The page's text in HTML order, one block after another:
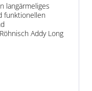
langärmeliges
funktionellen
Addy Long